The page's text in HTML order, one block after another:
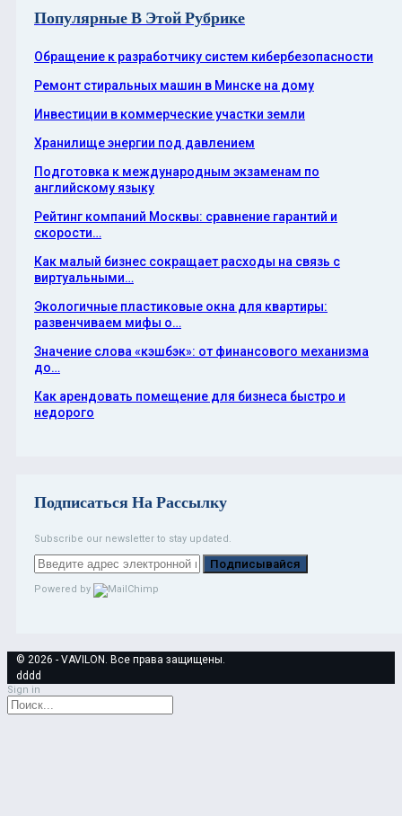
Популярные В Этой Рубрике
Обращение к разработчику систем кибербезопасности
Ремонт стиральных машин в Минске на дому
Инвестиции в коммерческие участки земли
Хранилище энергии под давлением
Подготовка к международным экзаменам по
английскому языку
Рейтинг компаний Москвы: сравнение гарантий и
скорости…
Как малый бизнес сокращает расходы на связь с
виртуальными…
Экологичные пластиковые окна для квартиры:
развенчиваем мифы о…
Значение слова «кэшбэк»: от финансового механизма
до…
Как арендовать помещение для бизнеса быстро и
недорого
Подписаться На Рассылку
Subscribe our newsletter to stay updated.
Подписывайся
Powered by
© 2026 - VAVILON. Все права защищены.
dddd
Sign in